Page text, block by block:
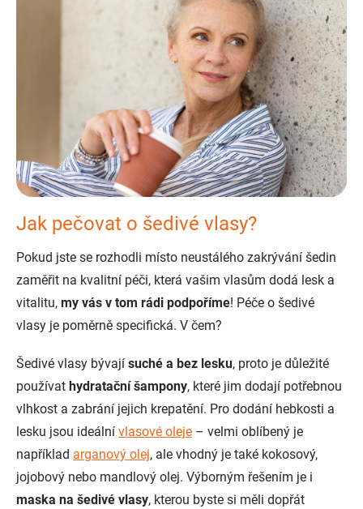
Jak pečovat o šedivé vlasy?
Pokud jste se rozhodli místo neustálého zakrývání šedin
zaměřit na kvalitní péči, která vašim vlasům dodá lesk a
vitalitu, my vás v tom rádi podpoříme! Péče o šedivé
vlasy je poměrně specifická. V čem?
Šedivé vlasy bývají suché a bez lesku, proto je důležité
používat hydratační šampony, které jim dodají potřebnou
vlhkost a zabrání jejich krepatění. Pro dodání hebkosti a
lesku jsou ideální vlasové oleje – velmi oblíbený je
například arganový olej, ale vhodný je také kokosový,
jojobový nebo mandlový olej. Výborným řešením je i
maska na šedivé vlasy, kterou byste si měli dopřát